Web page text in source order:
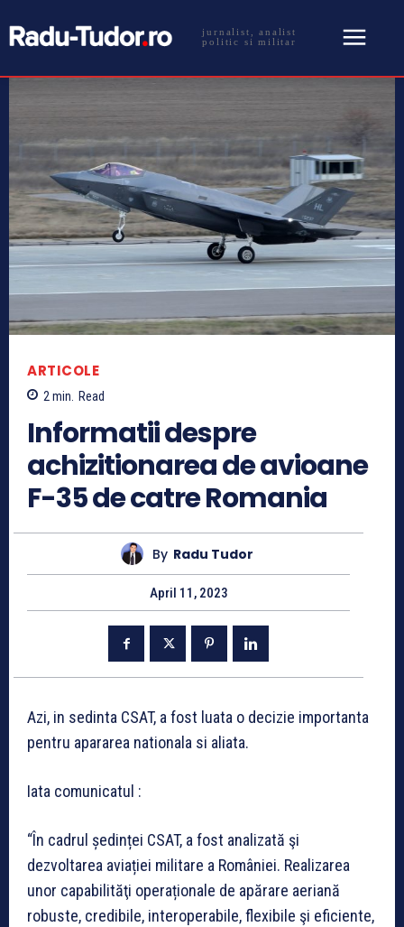
jurnalist, analist
politic si militar
ARTICOLE
2 min. Read
Informatii despre
achizitionarea de avioane
F-35 de catre Romania
By Radu Tudor
April 11, 2023
Azi, in sedinta CSAT, a fost luata o decizie importanta
pentru apararea nationala si aliata.
Iata comunicatul :
“În cadrul ședinței CSAT, a fost analizată şi
dezvoltarea aviației militare a României. Realizarea
unor capabilităţi operaționale de apărare aeriană
robuste, credibile, interoperabile, flexibile şi eficiente,